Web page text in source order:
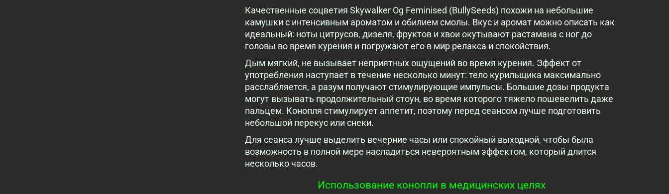
Качественные соцветия Skywalker Og Feminised (BullySeeds) похожи на небольшие
камушки с интенсивным ароматом и обилием смолы. Вкус и аромат можно описать как
идеальный: ноты цитрусов, дизеля, фруктов и хвои окутывают растамана с ног до
головы во время курения и погружают его в мир релакса и спокойствия.
Дым мягкий, не вызывает неприятных ощущений во время курения. Эффект от
употребления наступает в течение несколько минут: тело курильщика максимально
расслабляется, а разум получают стимулирующие импульсы. Большие дозы продукта
могут вызывать продолжительный стоун, во время которого тяжело пошевелить даже
пальцем. Конопля стимулирует аппетит, поэтому перед сеансом лучше подготовить
небольшой перекус или снеки.
Для сеанса лучше выделить вечерние часы или спокойный выходной, чтобы была
возможность в полной мере насладиться невероятным эффектом, который длится
несколько часов.
Использование конопли в медицинских целях